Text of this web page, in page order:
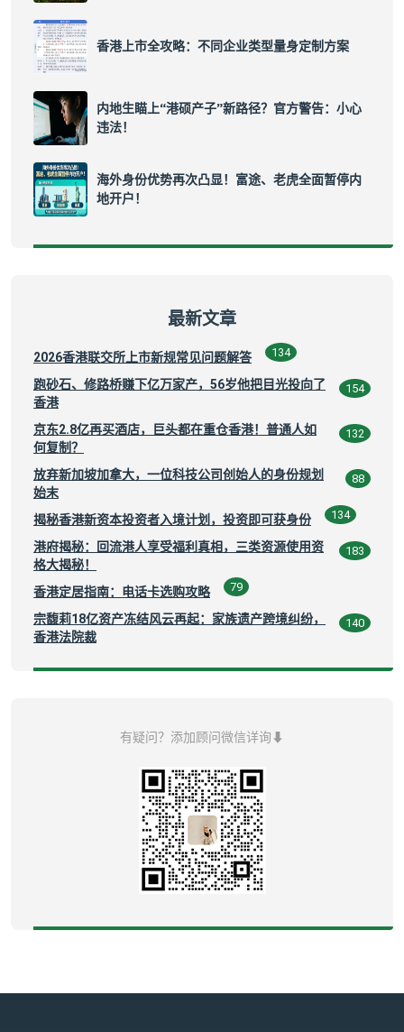
香港上市全攻略：不同企业类型量身定制方案
内地生瞄上“港硕产子”新路径？官方警告：小心
违法！
海外身份优势再次凸显！富途、老虎全面暂停内
地开户！
最新文章
2026香港联交所上市新规常见问题解答 134
跑砂石、修路桥赚下亿万家产，56岁他把目光投向了
香港
154
京东2.8亿再买酒店，巨头都在重仓香港！普通人如
何复制？
132
放弃新加坡加拿大，一位科技公司创始人的身份规划
始末
88
揭秘香港新资本投资者入境计划，投资即可获身份 134
港府揭秘：回流港人享受福利真相，三类资源使用资
格大揭秘！
183
香港定居指南：电话卡选购攻略 79
宗馥莉18亿资产冻结风云再起：家族遗产跨境纠纷，
香港法院裁
140
有疑问？添加顾问微信详询⬇